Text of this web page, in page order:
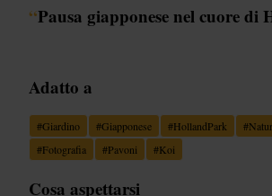
“Pausa giapponese nel cuore di
Adatto a
#Giardino #Giapponese #HollandPark #
#Fotografia #Pavoni #Koi
Cosa aspettarsi